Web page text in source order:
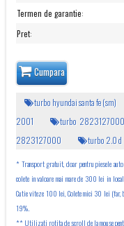
Termen de garantie:
Pret:
Cumpara
turbo hyundai santa fe (sm)
2001
turbo 2823127000
2823127000
turbo 2.0 d
* Transport gratuit, doar pentru piesele
colete in valoare mai mare de 300 lei in
Cutie viteze 100 lei, Colete mici 30 lei (far,
19%.
** Utilizati rotita de scroll de la mouse